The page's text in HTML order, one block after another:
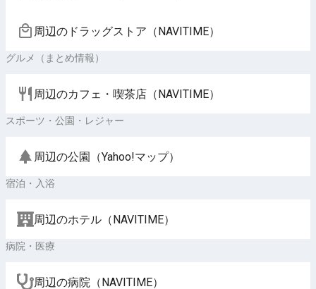
周辺のドラッグストア（NAVITIME）
グルメ（まとめ情報）
周辺のカフェ・喫茶店（NAVITIME）
スポーツ・公園・レジャー
周辺の公園（Yahoo!マップ）
宿泊・入浴
周辺のホテル（NAVITIME）
病院・医療
周辺の病院（NAVITIME）